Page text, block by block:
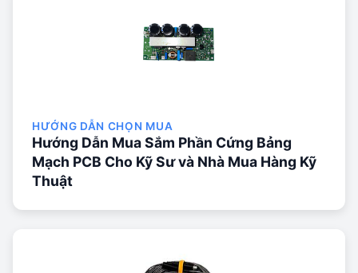
HƯỚNG DẪN CHỌN MUA
Hướng Dẫn Mua Sắm Phần Cứng Bảng
Mạch PCB Cho Kỹ Sư và Nhà Mua Hàng Kỹ
Thuật